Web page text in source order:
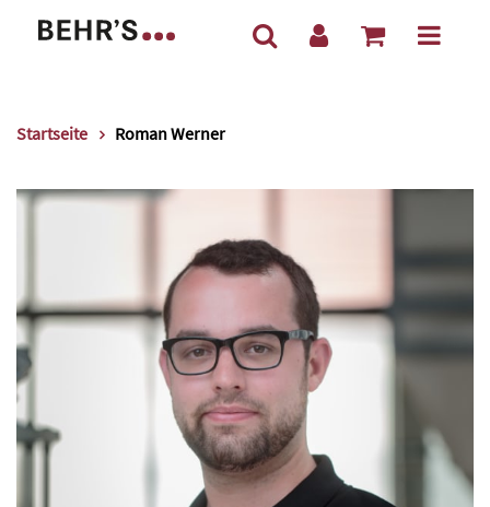
Startseite Roman Werner